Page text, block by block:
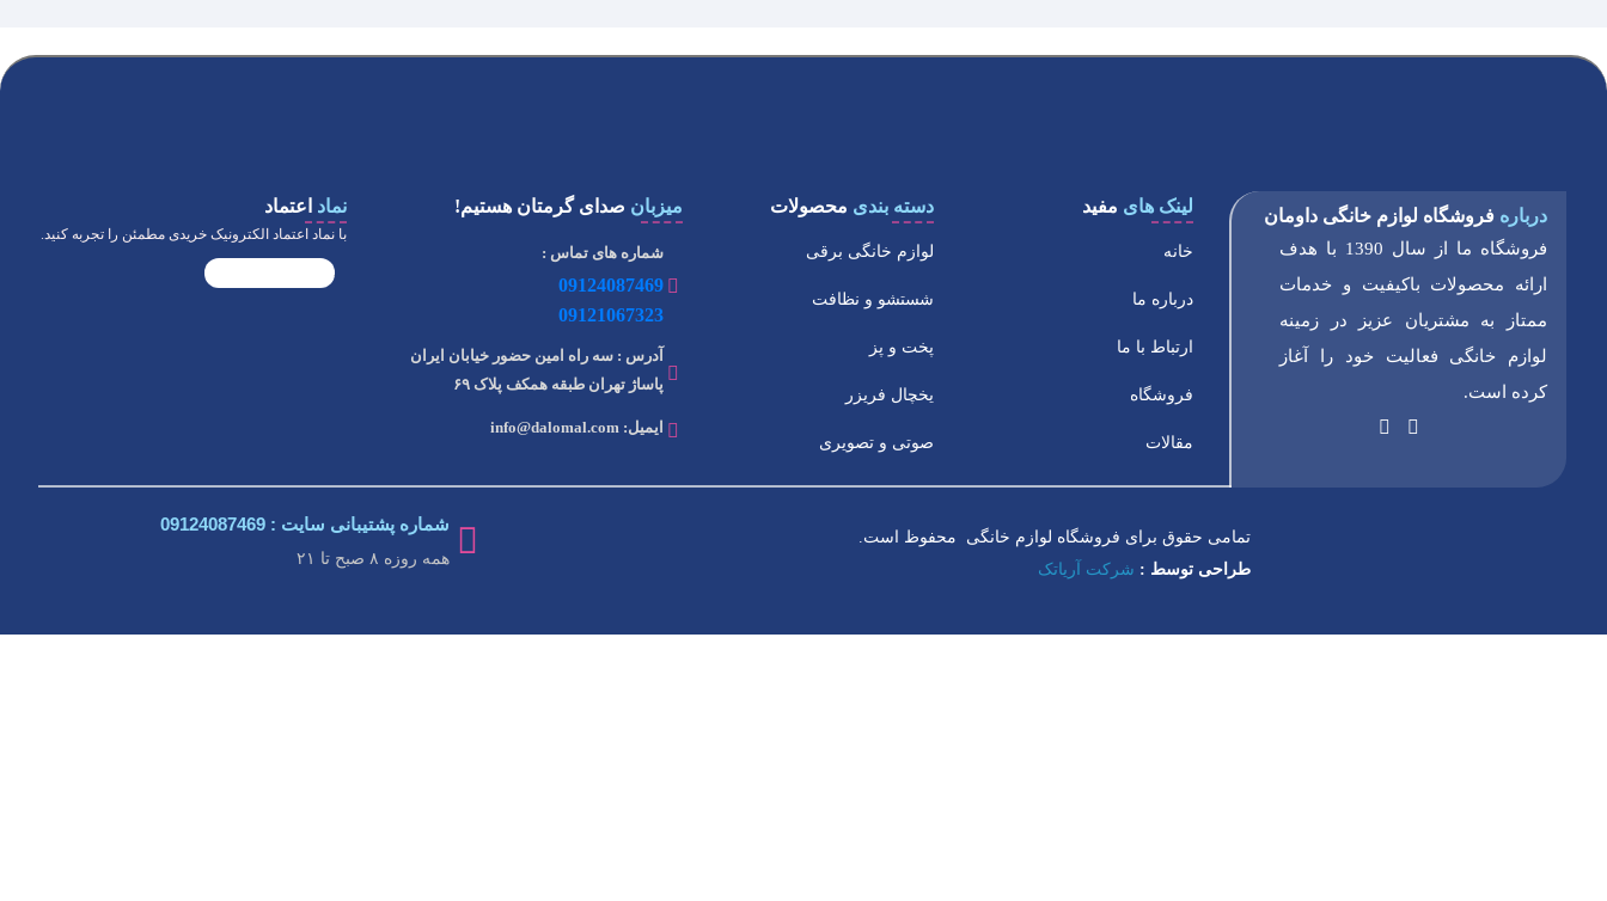
درباره فروشگاه لوازم خانگی داومان
فروشگاه ما از سال 1390 با هدف
ارائه محصولات باکیفیت و خدمات
ممتاز به مشتریان عزیز در زمینه
لوازم خانگی فعالیت خود را آغاز
کرده است.
لینک های مفید
خانه
درباره ما
ارتباط با ما
فروشگاه
مقالات
دسته بندی محصولات
لوازم خانگی برقی
شستشو و نظافت
پخت و پز
یخچال فریزر
صوتی و تصویری
میزبان صدای گرمتان هستیم!
شماره های تماس :
09124087469
09121067323
آدرس : سه راه امین حضور خیابان ایران
پاساژ تهران طبقه همکف پلاک ۶۹
ایمیل: info@dalomal.com
نماد اعتماد
با نماد اعتماد الکترونیک خریدی مطمئن را تجربه کنید.
تمامی حقوق برای فروشگاه لوازم خانگی محفوظ است.
طراحی توسط : شرکت آریاتک
شماره پشتیبانی سایت : 09124087469
همه روزه ۸ صبح تا ۲۱